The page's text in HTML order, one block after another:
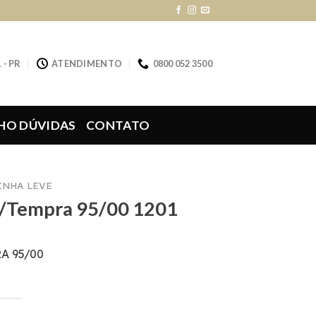
- PR ATENDIMENTO 0800 052 3500
DÚVIDAS CONTATO
LEVE
Tempra 95/00 1201
95/00